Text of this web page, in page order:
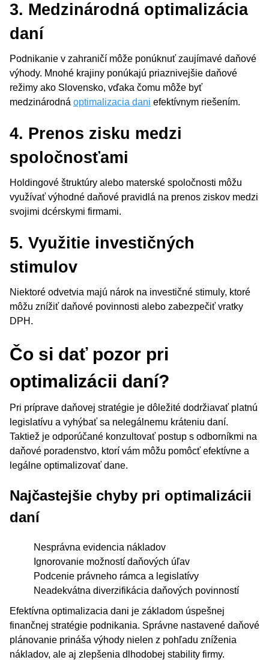
3. Medzinárodná optimalizácia
daní
Podnikanie v zahraničí môže ponúknuť zaujímavé daňové
výhody. Mnohé krajiny ponúkajú priaznivejšie daňové
režimy ako Slovensko, vďaka čomu môže byť
medzinárodná optimalizacia dani efektívnym riešením.
4. Prenos zisku medzi
spoločnosťami
Holdingové štruktúry alebo materské spoločnosti môžu
využívať výhodné daňové pravidlá na prenos ziskov medzi
svojimi dcérskymi firmami.
5. Využitie investičných
stimulov
Niektoré odvetvia majú nárok na investičné stimuly, ktoré
môžu znížiť daňové povinnosti alebo zabezpečiť vratky
DPH.
Čo si dať pozor pri
optimalizácii daní?
Pri príprave daňovej stratégie je dôležité dodržiavať platnú
legislatívu a vyhýbať sa nelegálnemu kráteniu daní.
Taktiež je odporúčané konzultovať postup s odborníkmi na
daňové poradenstvo, ktorí vám môžu pomôcť efektívne a
legálne optimalizovať dane.
Najčastejšie chyby pri optimalizácii
daní
Nesprávna evidencia nákladov
Ignorovanie možností daňových úľav
Podcenie právneho rámca a legislatívy
Neadekvátna diverzifikácia daňových povinností
Efektívna optimalizacia dani je základom úspešnej
finančnej stratégie podnikania. Správne nastavené daňové
plánovanie prináša výhody nielen z pohľadu zníženia
nákladov, ale aj zlepšenia dlhodobej stability firmy.